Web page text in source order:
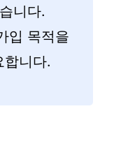
니다.
입 목적을
합니다.